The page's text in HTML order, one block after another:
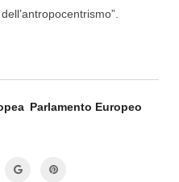
Parlamento Europeo